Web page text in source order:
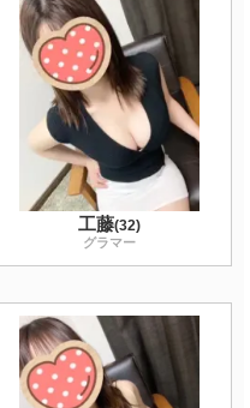
工藤(32)
グラマー